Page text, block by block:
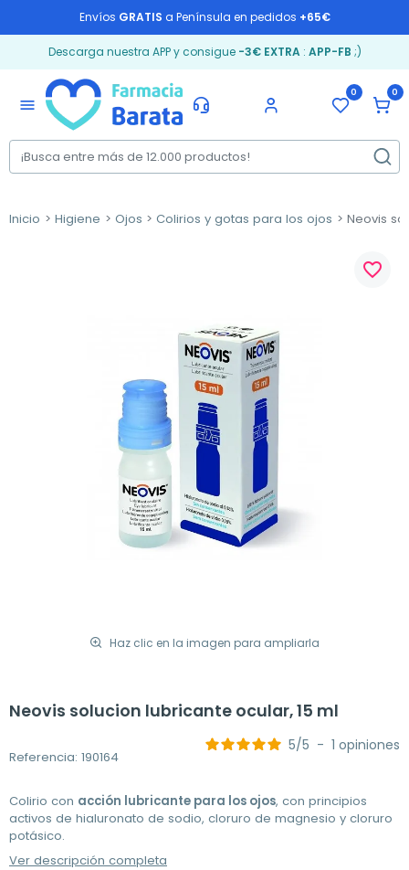
Envíos GRATIS a Península en pedidos +65€
Descarga nuestra APP y consigue -3€ EXTRA: APP-FB ;)
menu
0 0
Inicio Higiene Ojos Colirios y gotas para los ojos Neovis
Haz clic en la imagen para ampliarla
favorite_border
Neovis solucion lubricante ocular, 15 ml
Referencia: 190164
5/5 - 1 opiniones
Colirio con acción lubricante para los ojos, con principios
activos de hialuronato de sodio, cloruro de magnesio y cloruro
potásico.
Ver descripción completa